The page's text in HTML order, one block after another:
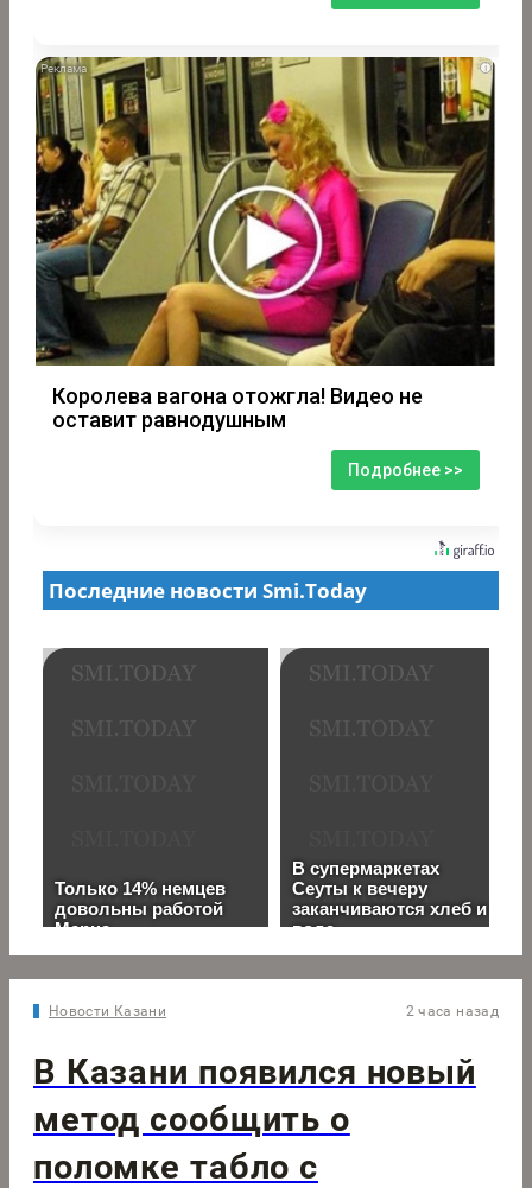
i
Королева вагона отожгла! Видео не
оставит равнодушным
Подробнее >>
Новости Казани 2 часа назад
В Казани появился новый
метод сообщить о
поломке табло с